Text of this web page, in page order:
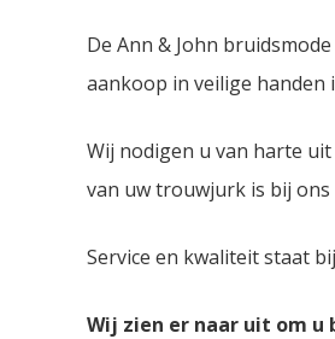
De Ann & John
aankoop in veilige handen
Wij nodigen u van harte
van uw trouwjurk is bij ons
Service en kwaliteit staat
Wij zien er naar uit om u